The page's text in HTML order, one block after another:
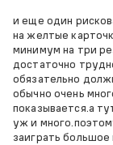
и еще один
на желтые
минимум на три
достаточно
обязательно
обычно очень
показывается.а
уж и
заиграть